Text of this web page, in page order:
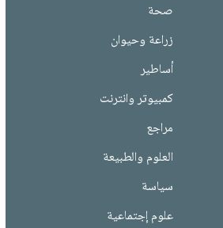
صحة
زراعة وحيوان
أساطير
كمبيوتر وانترنت
مراجع
العلوم والطبيعة
سياسة
علوم إجتماعية